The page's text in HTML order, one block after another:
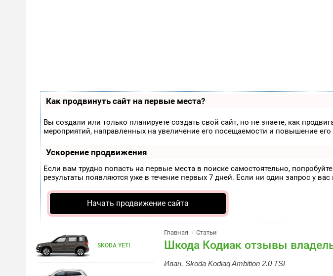
Как продвинуть сайт на первые места?
Вы создали или только планируете создать свой сайт, но не знаете, как
мероприятий, направленных на увеличение его посещаемости и повышение
Ускорение продвижения
Если вам трудно попасть на первые места в поиске самостоятельно,
результаты появляются уже в течение первых 7 дней. Если ни один запрос у
Начать продвижение сайта
Главная › Статьи
Шкода Кодиак отзывы
Иван, Skoda KodiaqAmbition 2.0 TSI
SKODA YETI